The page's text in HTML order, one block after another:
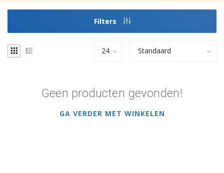
Filters
Geen producten gevonden!
GA VERDER MET WINKELEN